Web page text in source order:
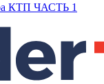
КТП ЧАСТЬ 1